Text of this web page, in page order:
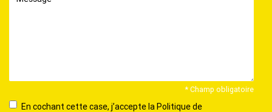
* Champ obligatoire
En En cochant cette case, j’accepte la Politique de